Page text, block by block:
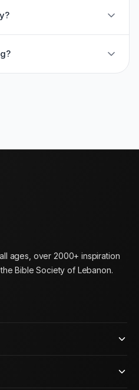
ages, over 2000+ inspiration
Bible Society of Lebanon.